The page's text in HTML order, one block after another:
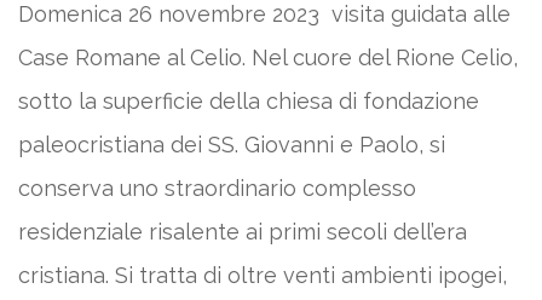
Domenica 26 novembre 2023 visita guidata alle
Case Romane al Celio. Nel cuore del Rione Celio,
sotto la superficie della chiesa di fondazione
paleocristiana dei SS. Giovanni e Paolo, si
conserva uno straordinario complesso
residenziale risalente ai primi secoli dell’era
cristiana. Si tratta di oltre venti ambienti ipogei,